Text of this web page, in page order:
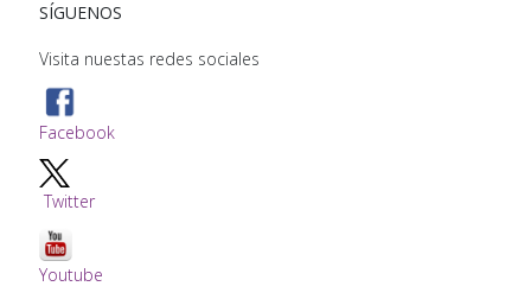
SÍGUENOS
Visita nuestas redes sociales
Facebook
Twitter
Youtube